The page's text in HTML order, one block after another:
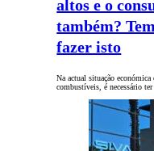
altos e o
também?
fazer isto
Na actual situação
combustíveis, é necessário